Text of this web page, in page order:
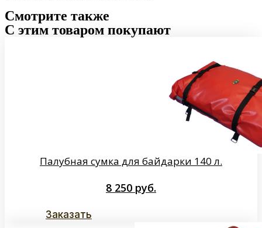
Смотрите также
С этим товаром покупают
Палубная сумка для байдарки 140 л.
8 250 руб.
Заказать